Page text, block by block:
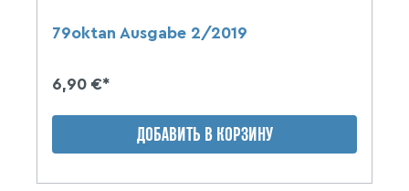
79oktan Ausgabe 2/2019
6,90 €*
ДОБАВИТЬ В КОРЗИНУ